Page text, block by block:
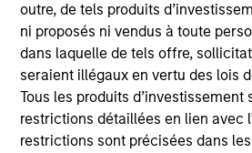
outre, de tels produits
ni proposés ni vendus à toute
dans laquelle de tels offre,
seraient illégaux en vertu des lois
Tous les produits d’investissement
restrictions détaillées en lien avec
restrictions sont précisées dans
Emerging Markets Debt
2026
In-depth review of
valuations across emerging